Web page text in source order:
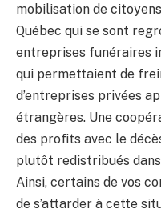
mobilisation de
Québec qui se sont
entreprises funéraires
qui permettaient de
d’entreprises privées
étrangères. Une
des profits avec le
plutôt redistribués
Ainsi, certains de vos
de s’attarder à cette